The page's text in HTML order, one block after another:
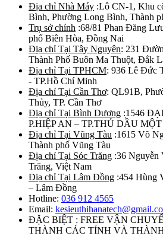
Địa chỉ Nhà Máy :Lô CN-1, Khu
Bình, Phường Long Bình, Thành
Trụ sở chính :68/81 Phan Đăng
phố Biên Hòa, Đồng Nai
Địa chỉ Tại Tây Nguyên: 231
Thành Phố Buôn Ma Thuột, Đắk
Địa chỉ Tại TPHCM: 936 Lê Đức
- TP.Hồ Chí Minh
Địa chỉ Tại Cần Thơ: QL91B,
Thủy, TP. Cần Thơ
Địa chỉ Tại Bình Dương :1546
P.HIỆP AN – TP.THỦ DẦU
Địa chỉ Tại Vũng Tàu :1615 Võ
Thành phố Vũng Tàu
Địa chỉ Tại Sóc Trăng :36 Nguyễn
Trăng, Việt Nam
Địa chỉ Tại Lâm Đồng :454 Hùng
– Lâm Đồng
Hotline: 036 912 4565
Email:
ĐẶC BIỆT : FREE VẬN
THÀNH CÁC TỈNH VÀ